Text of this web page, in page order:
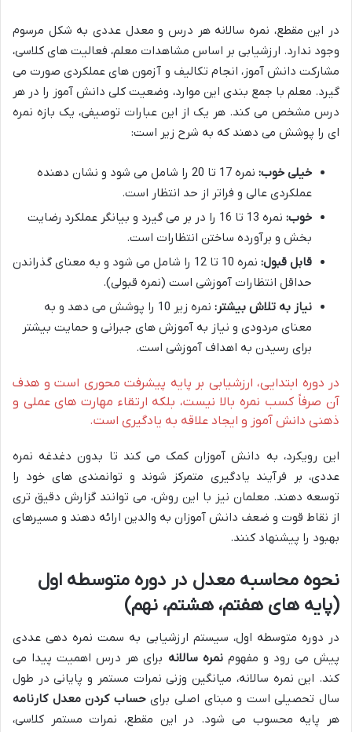
در این مقطع، نمره سالانه هر درس و معدل عددی به شکل مرسوم
وجود ندارد. ارزشیابی بر اساس مشاهدات معلم، فعالیت های کلاسی،
مشارکت دانش آموز، انجام تکالیف و آزمون های عملکردی صورت می
گیرد. معلم با جمع بندی این موارد، وضعیت کلی دانش آموز را در هر
درس مشخص می کند. هر یک از این عبارات توصیفی، یک بازه نمره
ای را پوشش می دهند که به شرح زیر است:
خیلی خوب:
نمره 17 تا 20 را شامل می شود و نشان دهنده
عملکردی عالی و فراتر از حد انتظار است.
خوب:
نمره 13 تا 16 را در بر می گیرد و بیانگر عملکرد رضایت
بخش و برآورده ساختن انتظارات است.
قابل قبول:
نمره 10 تا 12 را شامل می شود و به معنای گذراندن
حداقل انتظارات آموزشی است (نمره قبولی).
نیاز به تلاش بیشتر:
نمره زیر 10 را پوشش می دهد و به
معنای مردودی و نیاز به آموزش های جبرانی و حمایت بیشتر
برای رسیدن به اهداف آموزشی است.
در دوره ابتدایی، ارزشیابی بر پایه پیشرفت محوری است و هدف
آن صرفاً کسب نمره بالا نیست، بلکه ارتقاء مهارت های عملی و
ذهنی دانش آموز و ایجاد علاقه به یادگیری است.
این رویکرد، به دانش آموزان کمک می کند تا بدون دغدغه نمره
عددی، بر فرآیند یادگیری متمرکز شوند و توانمندی های خود را
توسعه دهند. معلمان نیز با این روش، می توانند گزارش دقیق تری
از نقاط قوت و ضعف دانش آموزان به والدین ارائه دهند و مسیرهای
بهبود را پیشنهاد کنند.
نحوه محاسبه معدل در دوره متوسطه اول
(پایه های هفتم، هشتم، نهم)
در دوره متوسطه اول، سیستم ارزشیابی به سمت نمره دهی عددی
پیش می رود و مفهومنمره سالانه برای هر درس اهمیت پیدا می
کند. این نمره سالانه، میانگین وزنی نمرات مستمر و پایانی در طول
سال تحصیلی است و مبنای اصلی برایحساب کردن معدل کارنامه
هر پایه محسوب می شود. در این مقطع، نمرات مستمر کلاسی،